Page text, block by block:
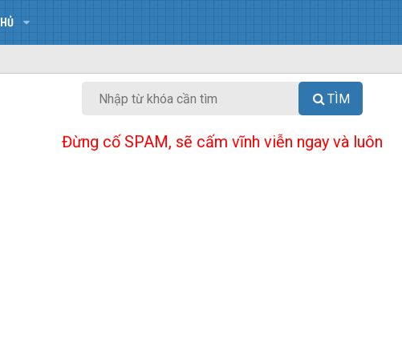
TÌM
Đừng cố SPAM, sẽ cấm vĩnh viễn ngay và luôn